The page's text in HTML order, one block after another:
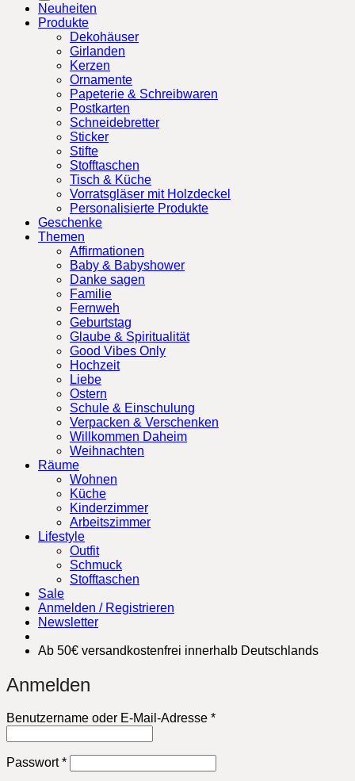
Neuheiten
Produkte
Dekohäuser
Girlanden
Kerzen
Ornamente
Papeterie & Schreibwaren
Postkarten
Schneidebretter
Sticker
Stifte
Stofftaschen
Tisch & Küche
Vorratsgläser mit Holzdeckel
Personalisierte Produkte
Geschenke
Themen
Affirmationen
Baby & Babyshower
Danke sagen
Familie
Fernweh
Geburtstag
Glaube & Spiritualität
Good Vibes Only
Hochzeit
Liebe
Ostern
Schule & Einschulung
Verpacken & Verschenken
Willkommen Daheim
Weihnachten
Räume
Wohnen
Küche
Kinderzimmer
Arbeitszimmer
Lifestyle
Outfit
Schmuck
Stofftaschen
Sale
Anmelden / Registrieren
Newsletter
Ab 50€ versandkostenfrei innerhalb Deutschlands
Anmelden
Benutzername oder E-Mail-Adresse *Erforderlich
Passwort*Erforderlich